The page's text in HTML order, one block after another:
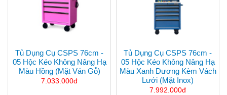
Tủ Dụng Cụ CSPS 76cm -
05 Hộc Kéo Không Nâng Hạ
Màu Hồng (mặt Ván Gỗ)
7.033.000đ
Tủ Dụng Cụ CSPS 76cm -
05 Hộc Kéo Không Nâng Hạ
Màu Xanh Dương Kèm Vách
Lưới (mặt Inox)
7.992.000đ